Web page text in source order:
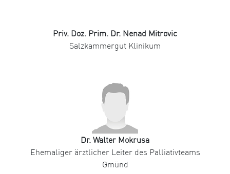
Priv. Doz. Prim. Dr. Nenad Mitrovic
Salzkammergut Klinikum
Dr. Walter Mokrusa
Ehemaliger ärztlicher Leiter des Palliativteams
Gmünd